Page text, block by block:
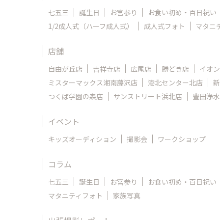
七五三 誕生日 お宮参り お食い初め・百日祝い
1/2成人式（ハーフ成人式）
成人式フォト マタニ
店舗
自由が丘店 吉祥寺店 広尾店 勝どき店 イオ
ミスターマックス湘南藤沢店
港北センター北店
つくば学園の森店
サンストリート浜北店 豊田浄
イベント
キッズオーディション 撮影会 ワークショップ
コラム
七五三 誕生日 お宮参り お食い初め・百日祝い
マタニティフォト
家族写真